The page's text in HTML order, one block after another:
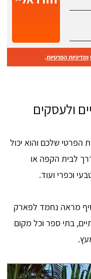
ומדיניות הפרטיות.
ולעסקים
הפרטי שלכם והוא יכול
לבית הקפה או
וכפרי ועוד.
מראה נחמד לפארק
בתי ספר וכל מקום